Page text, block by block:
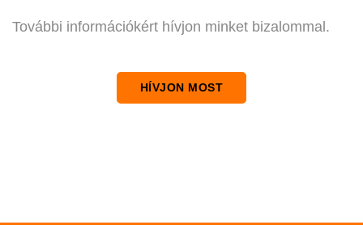
További információkért hívjon minket bizalommal.
HÍVJON MOST